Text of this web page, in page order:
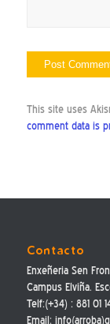
This site uses
comment data is
Contacto
Enxeñeria Sen
Campus Elviña.
Telf:(+34) : 881 01
Email: